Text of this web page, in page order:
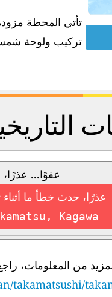
تركيب ولوحة
عفوًا...
عذرًا، حدث خطأ ما أثناء
Kagawa
من المعلومات،
takamatsushi/